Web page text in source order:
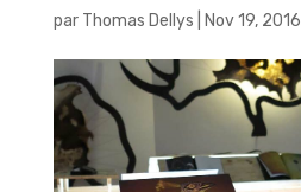
par Thomas Dellys Nov 19, 2016